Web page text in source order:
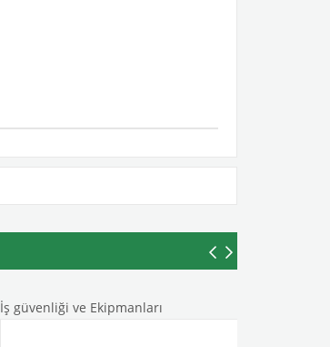
İş güvenliği ve Ekipmanları